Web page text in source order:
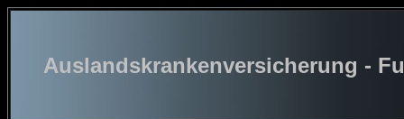
Auslandskrankenversicherung -